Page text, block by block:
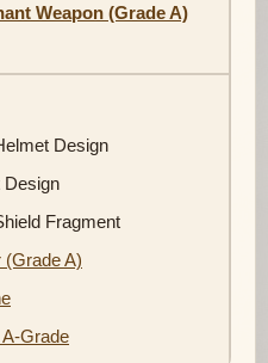
Weapon (Grade A)
Design
Design
Fragment
(Grade A)
Grade